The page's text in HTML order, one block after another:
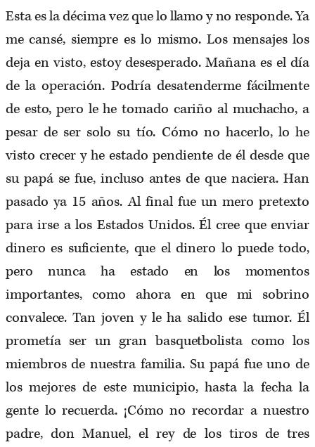
Esta es la décima vez que lo llamo y no responde. Ya
me cansé, siempre es lo mismo. Los mensajes los
deja en visto, estoy desesperado. Mañana es el día
de la operación. Podría desatenderme fácilmente
de esto, pero le he tomado cariño al muchacho, a
pesar de ser solo su tío. Cómo no hacerlo, lo he
visto crecer y he estado pendiente de él desde que
su papá se fue, incluso antes de que naciera. Han
pasado ya 15 años. Al final fue un mero pretexto
para irse a los Estados Unidos. Él cree que enviar
dinero es suficiente, que el dinero lo puede todo,
pero nunca ha estado en los momentos
importantes, como ahora en que mi sobrino
convalece. Tan joven y le ha salido ese tumor. Él
prometía ser un gran basquetbolista como los
miembros de nuestra familia. Su papá fue uno de
los mejores de este municipio, hasta la fecha la
gente lo recuerda. ¡Cómo no recordar a nuestro
padre, don Manuel, el rey de los tiros de tres